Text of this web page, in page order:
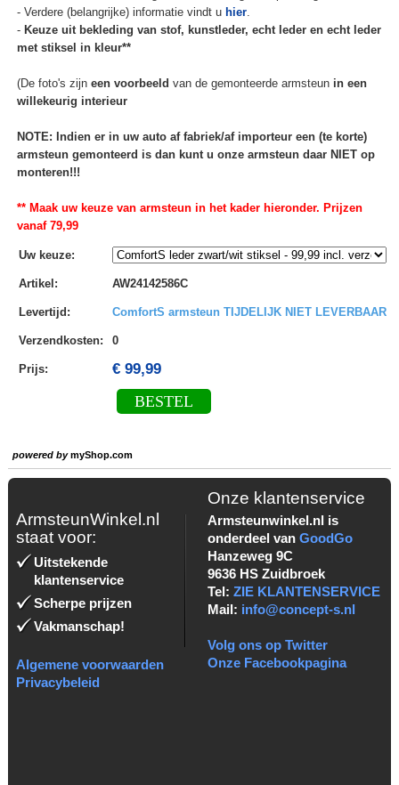
- Verdere (belangrijke) informatie vindt u hier.
- Keuze uit bekleding van stof, kunstleder, echt leder en echt leder
met stiksel in kleur**
(De foto's zijn een voorbeeld van de gemonteerde armsteun in een
willekeurig interieur
NOTE: Indien er in uw auto af fabriek/af importeur een (te korte)
armsteun gemonteerd is dan kunt u onze armsteun daar NIET op
monteren!!!
** Maak uw keuze van armsteun in het kader hieronder. Prijzen
vanaf 79,99
Uw keuze:
Artikel : AW24142586C
Levertijd : ComfortS armsteun TIJDELIJK NIET LEVERBAAR
Verzendkosten: 0
Prijs: € 99,99
BESTEL
powered bymyShop.com
ArmsteunWinkel.nl
staat voor:
Uitstekende
klantenservice
Scherpe prijzen
Vakmanschap!
Algemene voorwaarden
Privacybeleid
Onze klantenservice
Armsteunwinkel.nl is
onderdeel van GoodGo
Hanzeweg 9C
9636 HS Zuidbroek
Tel: ZIE KLANTENSERVICE
Mail: info@concept-s.nl
Volg ons op Twitter
Onze Facebookpagina